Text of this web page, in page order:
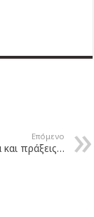
Επόμενο
και πράξεις…